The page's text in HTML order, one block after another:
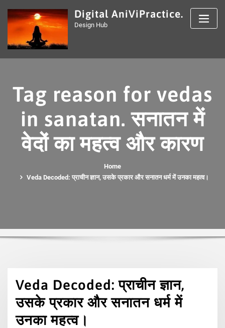
content
Digital AniViPractice.
Design Hub
Tag reason for vedas
in sanatan. सनातन में
वेदों का महत्व और कारण
Home
Veda Decoded: प्राचीन ज्ञान, उसके प्रकार और सनातन धर्म में उनका महत्व।
Veda Decoded: प्राचीन ज्ञान,
उसके प्रकार और सनातन धर्म में
उनका महत्व।